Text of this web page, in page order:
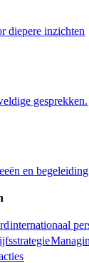
diepere inzichten​​
gesprekken.​​
en begeleiding​​
internationaal